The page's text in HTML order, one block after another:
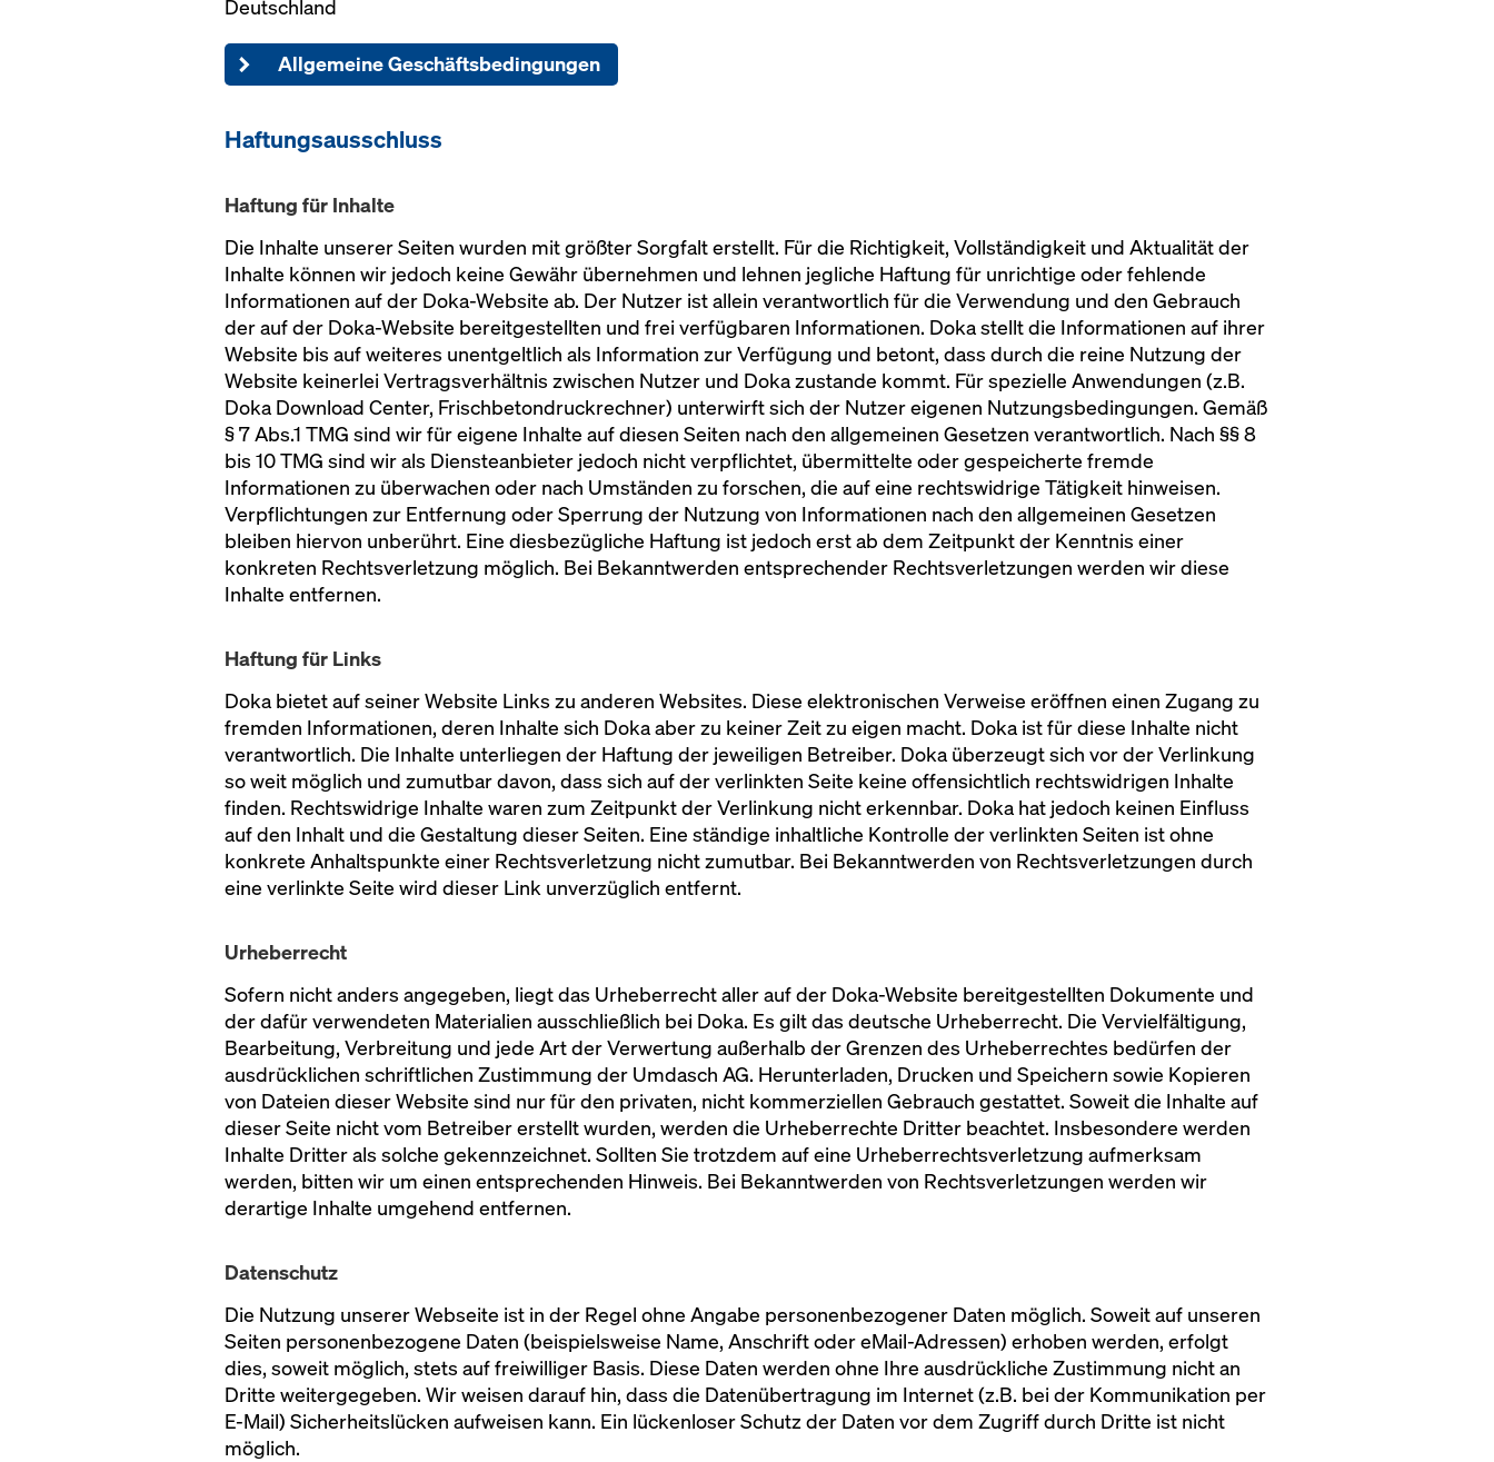
Deutschland
Allgemeine Geschäftsbedingungen
Haftungsausschluss
Haftung für Inhalte
Die Inhalte unserer Seiten wurden mit größter Sorgfalt erstellt. Für die Richtigkeit, Vollständigkeit und Aktualität der
Inhalte können wir jedoch keine Gewähr übernehmen und lehnen jegliche Haftung für unrichtige oder fehlende
Informationen auf der Doka-Website ab. Der Nutzer ist allein verantwortlich für die Verwendung und den Gebrauch
der auf der Doka-Website bereitgestellten und frei verfügbaren Informationen. Doka stellt die Informationen auf ihrer
Website bis auf weiteres unentgeltlich als Information zur Verfügung und betont, dass durch die reine Nutzung der
Website keinerlei Vertragsverhältnis zwischen Nutzer und Doka zustande kommt. Für spezielle Anwendungen (z.B.
Doka Download Center, Frischbetondruckrechner) unterwirft sich der Nutzer eigenen Nutzungsbedingungen. Gemäß
§ 7 Abs.1 TMG sind wir für eigene Inhalte auf diesen Seiten nach den allgemeinen Gesetzen verantwortlich. Nach §§ 8
bis 10 TMG sind wir als Diensteanbieter jedoch nicht verpflichtet, übermittelte oder gespeicherte fremde
Informationen zu überwachen oder nach Umständen zu forschen, die auf eine rechtswidrige Tätigkeit hinweisen.
Verpflichtungen zur Entfernung oder Sperrung der Nutzung von Informationen nach den allgemeinen Gesetzen
bleiben hiervon unberührt. Eine diesbezügliche Haftung ist jedoch erst ab dem Zeitpunkt der Kenntnis einer
konkreten Rechtsverletzung möglich. Bei Bekanntwerden entsprechender Rechtsverletzungen werden wir diese
Inhalte entfernen.
Haftung für Links
Doka bietet auf seiner Website Links zu anderen Websites. Diese elektronischen Verweise eröffnen einen Zugang zu
fremden Informationen, deren Inhalte sich Doka aber zu keiner Zeit zu eigen macht. Doka ist für diese Inhalte nicht
verantwortlich. Die Inhalte unterliegen der Haftung der jeweiligen Betreiber. Doka überzeugt sich vor der Verlinkung
so weit möglich und zumutbar davon, dass sich auf der verlinkten Seite keine offensichtlich rechtswidrigen Inhalte
finden. Rechtswidrige Inhalte waren zum Zeitpunkt der Verlinkung nicht erkennbar. Doka hat jedoch keinen Einfluss
auf den Inhalt und die Gestaltung dieser Seiten. Eine ständige inhaltliche Kontrolle der verlinkten Seiten ist ohne
konkrete Anhaltspunkte einer Rechtsverletzung nicht zumutbar. Bei Bekanntwerden von Rechtsverletzungen durch
eine verlinkte Seite wird dieser Link unverzüglich entfernt.
Urheberrecht
Sofern nicht anders angegeben, liegt das Urheberrecht aller auf der Doka-Website bereitgestellten Dokumente und
der dafür verwendeten Materialien ausschließlich bei Doka. Es gilt das deutsche Urheberrecht. Die Vervielfältigung,
Bearbeitung, Verbreitung und jede Art der Verwertung außerhalb der Grenzen des Urheberrechtes bedürfen der
ausdrücklichen schriftlichen Zustimmung der Umdasch AG. Herunterladen, Drucken und Speichern sowie Kopieren
von Dateien dieser Website sind nur für den privaten, nicht kommerziellen Gebrauch gestattet. Soweit die Inhalte auf
dieser Seite nicht vom Betreiber erstellt wurden, werden die Urheberrechte Dritter beachtet. Insbesondere werden
Inhalte Dritter als solche gekennzeichnet. Sollten Sie trotzdem auf eine Urheberrechtsverletzung aufmerksam
werden, bitten wir um einen entsprechenden Hinweis. Bei Bekanntwerden von Rechtsverletzungen werden wir
derartige Inhalte umgehend entfernen.
Datenschutz
Die Nutzung unserer Webseite ist in der Regel ohne Angabe personenbezogener Daten möglich. Soweit auf unseren
Seiten personenbezogene Daten (beispielsweise Name, Anschrift oder eMail-Adressen) erhoben werden, erfolgt
dies, soweit möglich, stets auf freiwilliger Basis. Diese Daten werden ohne Ihre ausdrückliche Zustimmung nicht an
Dritte weitergegeben. Wir weisen darauf hin, dass die Datenübertragung im Internet (z.B. bei der Kommunikation per
E-Mail) Sicherheitslücken aufweisen kann. Ein lückenloser Schutz der Daten vor dem Zugriff durch Dritte ist nicht
möglich.